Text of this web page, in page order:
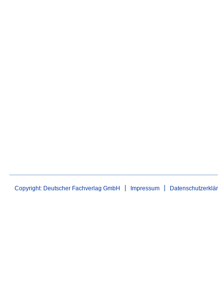
Copyright: Deutscher Fachverlag GmbH Impressum